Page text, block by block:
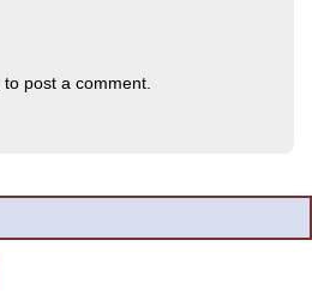
to post a comment.